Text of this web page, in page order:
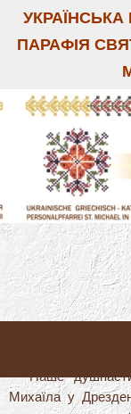
ПАРАФІЯ
Наше
Михаїла у